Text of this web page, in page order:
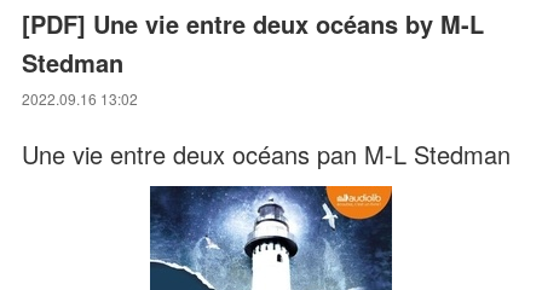
[PDF] Une vie entre deux océans by M-L
Stedman
2022.09.16 13:02
Une vie entre deux océans pan M-L Stedman